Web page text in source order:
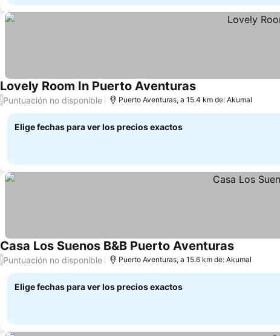
Lovely Room In Puerto AventurasVer precios
/Puntuación no disponible Puerto Aventuras, a 15.4 km de: Akumal
Elige fechas para ver los precios exactos
Casa Los Suenos B&B Puerto AventurasVer precios
/Puntuación no disponible Puerto Aventuras, a 15.6 km de: Akumal
Elige fechas para ver los precios exactos